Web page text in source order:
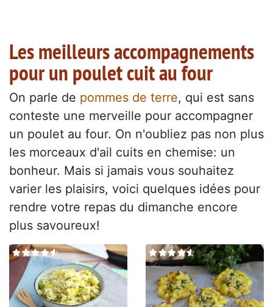
Les meilleurs accompagnements
pour un poulet cuit au four
On parle de pommes de terre, qui est sans
conteste une merveille pour accompagner
un poulet au four. On n'oubliez pas non plus
les morceaux d'ail cuits en chemise: un
bonheur. Mais si jamais vous souhaitez
varier les plaisirs, voici quelques idées pour
rendre votre repas du dimanche encore
plus savoureux!